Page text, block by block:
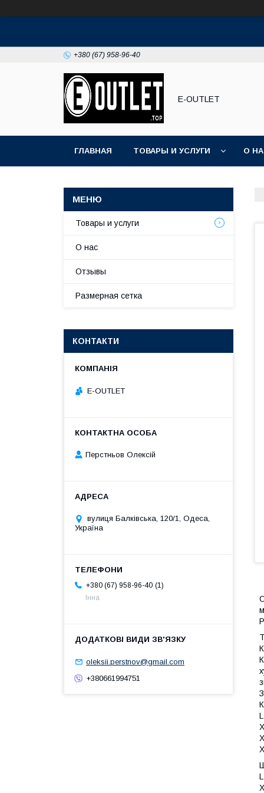
+380 (67) 958-96-40
E-OUTLET
ГЛАВНАЯ ТОВАРЫ И УСЛУГИ О
Товары и услуги
О нас
Отзывы
Размерная сетка
КОНТАКТИ
E-OUTLET
Перстньов Олексій
вулиця Балківська, 120/1, Одеса,
Україна
+380 (67) 958-96-40 1
Інна
oleksii.perstnov@gmail.com
+380661994751